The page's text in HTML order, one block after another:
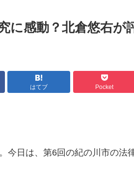
に感動？北倉悠右が
はてブ Pocket
今日は、第6回の紀の川市の法